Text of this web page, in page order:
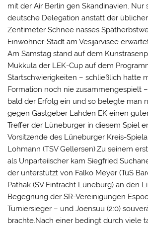
mit der Air Berlin gen Skandinavien. Nur
deutsche Delegation anstatt der
Zentimeter Schnee nasses
Einwohner-Stadt am Vesijärvisee
Am Samstag stand auf dem
Mukkula der LEK-Cup auf dem
Startschwierigkeiten – schließlich hatte
Formation noch nie zusammengespielt
bald der Erfolg ein und so belegte man
gegen Gastgeber Lahden EK einen
Treffer der Lüneburger in diesem Spiel
Vorsitzende des Lüneburger Kreis-
Lohmann (TSV Gellersen).Zu seinem
als Unparteiischer kam Siegfried
der unterstützt von Falko Meyer (TuS
Pathak (SV Eintracht Lüneburg) an den
Begegnung der SR-Vereinigungen
Turniersieger – und Joensuu (2:0)
brachte.Nach einer bedingt durch viele